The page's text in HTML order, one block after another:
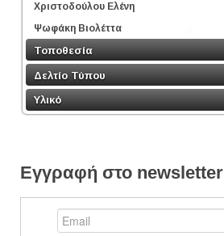
Χριστοδούλου Ελένη
Ψωφάκη Βιολέττα
Τοποθεσία
Δελτίο Τύπου
Υλικό
Εγγραφή στο newsletter